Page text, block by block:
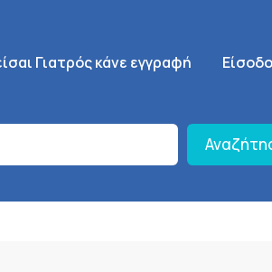
πλοήγηση
Γιατρός κάνε εγγραφή SignUp